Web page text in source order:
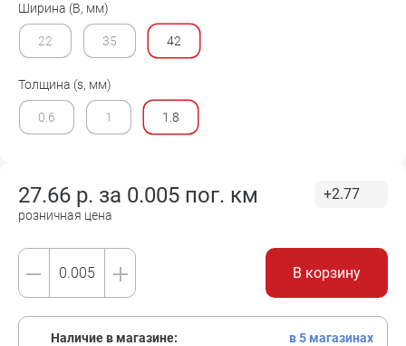
Ширина (B, мм)
22 35 42
Толщина (s, мм)
0.6 1 1.8
27.66 р. за 0.005 пог. км
розничная цена
+2.77
В корзину
Наличие в магазине: в 5 магазинах